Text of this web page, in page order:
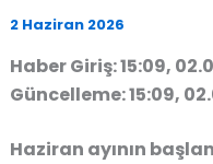
2 Haziran 2026
Haber Giriş: 15:09,
Güncelleme: 15:09,
Haziran ayının